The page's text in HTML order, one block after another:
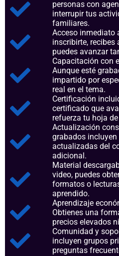
personas con
interrupir tus
familiares.
Acceso inmediato
inscribirte, recibes
puedes avanzar
Capacitación con
Aunque esté
impartido por
real en el tema.
Certificación
certificado que
refuerza tu hoja
Actualización
grabados
actualizadas del
adicional.
Material
video, puedes
formatos o
aprendido.
Aprendizaje
Obtienes una
precios elevados
Comunidad y
incluyen grupos
preguntas